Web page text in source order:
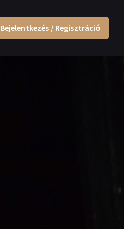
Bejelentkezés / Regisztráció